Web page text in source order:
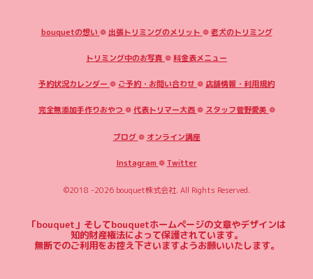
bouquetの想い ❁ 出張トリミングのメリット ❁老犬のトリミング
トリミング中のお写真 ❁料金表メニュー
予約状況カレンダー ❁ ご予約・お問い合わせ ❁ 店舗情報・利用規約
完全無添加手作りおやつ ❁代表トリマー大西❁ スタッフ菅野愛美 ❁
ブログ❁ オンライン講座
Instagram ❁Twitter
©2018 -2026 bouquet株式会社. All Rights Reserved.
「bouquet」そしてbouquetホームページの文章やデザインは
知的財産権法によって保護されています。
無断でのご利用をお控え下さいますようお願いいたします。